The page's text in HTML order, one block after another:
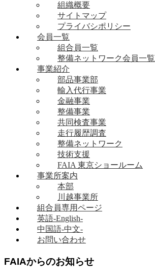
組織概要
サイトマップ
プライバシポリシー
会員一覧
組合員一覧
整備ネットワーク会員一覧
事業紹介
部品事業部
輸入代行事業
金融事業
整備事業
共同検査事業
走行履歴調査
整備ネットワーク
技術支援
FAIA 東京ショールーム
事業所案内
本部
川越事業所
組合員専用ページ
英語-English-
中国語-中文-
お問い合わせ
FAIAからのお知らせ